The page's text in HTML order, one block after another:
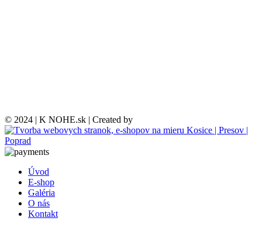
© 2024 | K NOHE.sk | Created by
Úvod
E-shop
Galéria
O nás
Kontakt